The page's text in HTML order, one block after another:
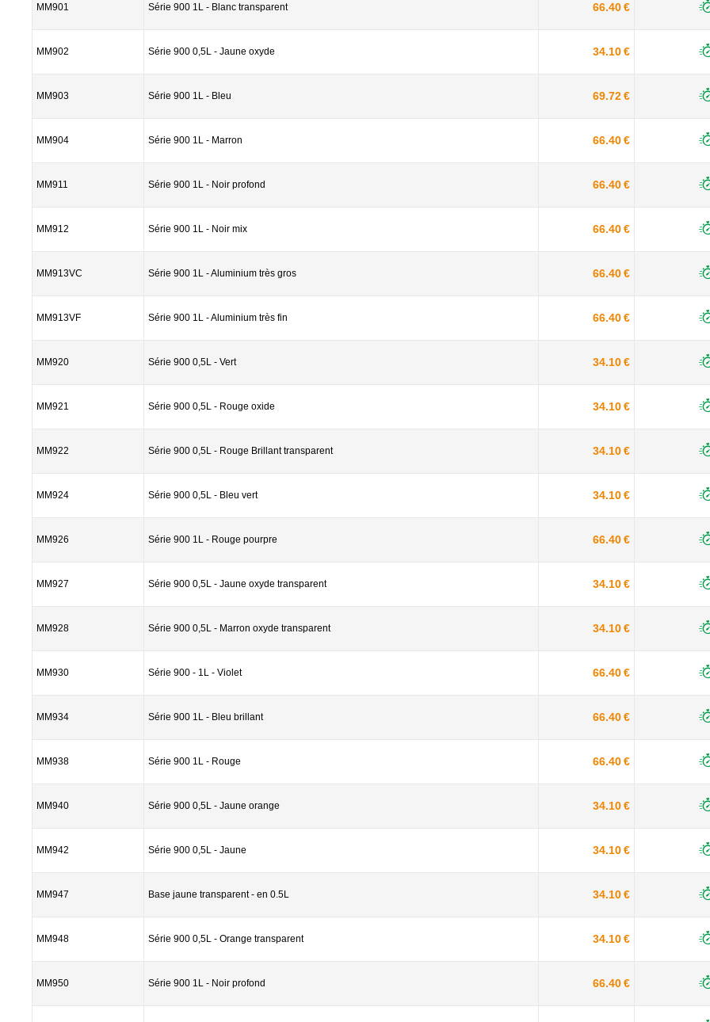
MM901 Série 900 1L - Blanc transparent 66.40 €
MM902 Série 900 0,5L - Jaune oxyde 34.10 €
MM903 Série 900 1L - Bleu 69.72 €
MM904 Série 900 1L - Marron 66.40 €
MM911 Série 900 1L - Noir profond 66.40 €
MM912 Série 900 1L - Noir mix 66.40 €
MM913VC Série 900 1L - Aluminium très gros 66.40 €
MM913VF Série 900 1L - Aluminium très fin 66.40 €
MM920 Série 900 0,5L - Vert 34.10 €
MM921 Série 900 0,5L - Rouge oxide 34.10 €
MM922 Série 900 0,5L - Rouge Brillant transparent 34.10 €
MM924 Série 900 0,5L - Bleu vert 34.10 €
MM926 Série 900 1L - Rouge pourpre 66.40 €
MM927 Série 900 0,5L - Jaune oxyde transparent 34.10 €
MM928 Série 900 0,5L - Marron oxyde transparent 34.10 €
MM930 Série 900 - 1L - Violet 66.40 €
MM934 Série 900 1L - Bleu brillant 66.40 €
MM938 Série 900 1L - Rouge 66.40 €
MM940 Série 900 0,5L - Jaune orange 34.10 €
MM942 Série 900 0,5L - Jaune 34.10 €
MM947 Base jaune transparent - en 0.5L 34.10 €
MM948 Série 900 0,5L - Orange transparent 34.10 €
MM950 Série 900 1L - Noir profond 66.40 €